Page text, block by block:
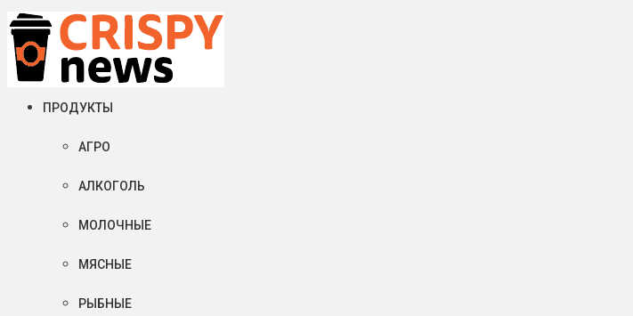
Суббота, 08 августа, 2026
Crispy News/Криспи Ньюс
События и тенденции рынка пищевой промышленности в России и мире
ПРОДУКТЫ
АГРО
АЛКОГОЛЬ
МОЛОЧНЫЕ
МЯСНЫЕ
РЫБНЫЕ